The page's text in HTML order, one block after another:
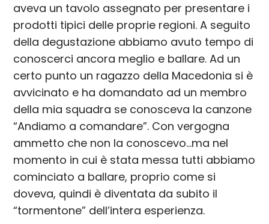
aveva un tavolo assegnato per presentare i
prodotti tipici delle proprie regioni. A seguito
della degustazione abbiamo avuto tempo di
conoscerci ancora meglio e ballare. Ad un
certo punto un ragazzo della Macedonia si è
avvicinato e ha domandato ad un membro
della mia squadra se conosceva la canzone
“Andiamo a comandare”. Con vergogna
ammetto che non la conoscevo…ma nel
momento in cui è stata messa tutti abbiamo
cominciato a ballare, proprio come si
doveva, quindi è diventata da subito il
“tormentone” dell’intera esperienza.